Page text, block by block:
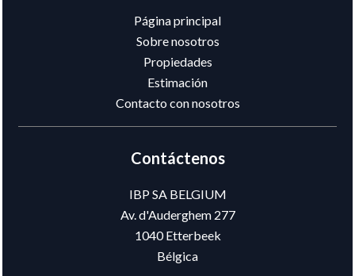
Página principal
Sobre nosotros
Propiedades
Estimación
Contacto con nosotros
Contáctenos
IBP SA BELGIUM
Av. d'Auderghem 277
1040Etterbeek
Bélgica